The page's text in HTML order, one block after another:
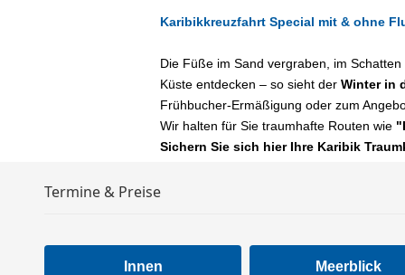
Karibikkreuzfahrt Special mit & ohne
Die Füße im Sand vergraben, im
Küste entdecken – so sieht der Winter in
Frühbucher-Ermäßigung oder zum
Wir halten für Sie traumhafte Routen wie
Sichern Sie sich hier Ihre Karibik
Termine & Preise
Innen Meerblick